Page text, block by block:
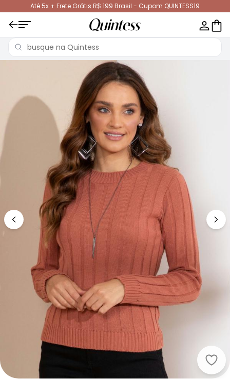
Até 5x + Frete Grátis R$ 199 Brasil - Cupom QUINTESS19